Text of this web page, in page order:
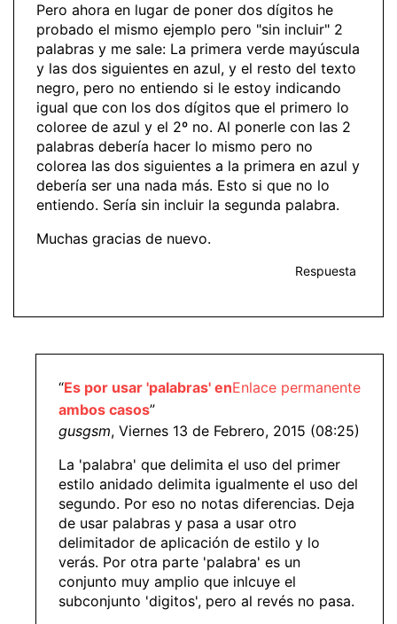
Pero ahora en lugar de poner dos dígitos he
probado el mismo ejemplo pero "sin incluir" 2
palabras y me sale: La primera verde mayúscula
y las dos siguientes en azul, y el resto del texto
negro, pero no entiendo si le estoy indicando
igual que con los dos dígitos que el primero lo
coloree de azul y el 2º no. Al ponerle con las 2
palabras debería hacer lo mismo pero no
colorea las dos siguientes a la primera en azul y
debería ser una nada más. Esto si que no lo
entiendo. Sería sin incluir la segunda palabra.
Muchas gracias de nuevo.
Respuesta
Enlace permanente
“Es por usar 'palabras' en
ambos casos”
gusgsm, Viernes 13 de Febrero, 2015 (08:25)
La 'palabra' que delimita el uso del primer
estilo anidado delimita igualmente el uso del
segundo. Por eso no notas diferencias. Deja
de usar palabras y pasa a usar otro
delimitador de aplicación de estilo y lo
verás. Por otra parte 'palabra' es un
conjunto muy amplio que inlcuye el
subconjunto 'digitos', pero al revés no pasa.